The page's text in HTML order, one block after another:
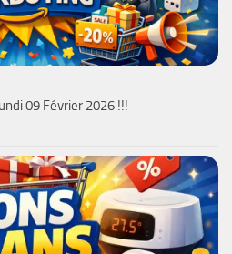
09 Février 2026 !!!